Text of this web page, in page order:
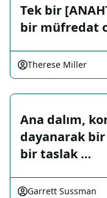
Tek bir
bir müfredat
Therese Miller
Ana dalım,
dayanarak
bir taslak …
Garrett Sussman